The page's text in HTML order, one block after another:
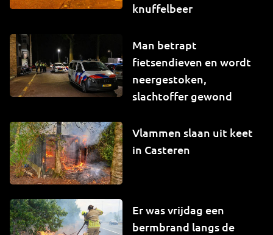
knuffelbeer
Man betrapt
fietsendieven en wordt
neergestoken,
slachtoffer gewond
Vlammen slaan uit keet
in Casteren
Er was vrijdag een
bermbrand langs de